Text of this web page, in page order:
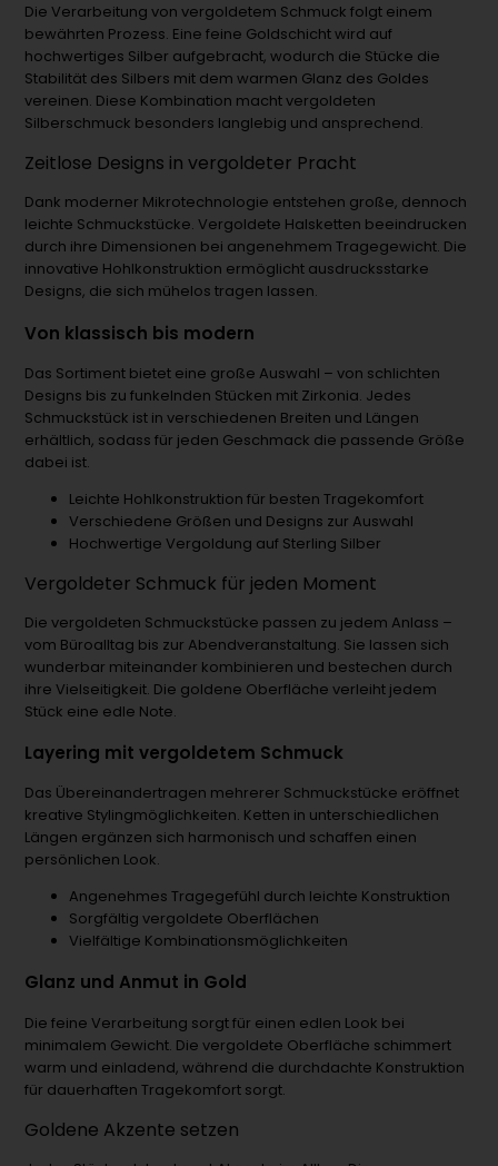
Die Verarbeitung von vergoldetem Schmuck folgt einem
bewährten Prozess. Eine feine Goldschicht wird auf
hochwertiges Silber aufgebracht, wodurch die Stücke die
Stabilität des Silbers mit dem warmen Glanz des Goldes
vereinen. Diese Kombination macht vergoldeten
Silberschmuck besonders langlebig und ansprechend.
Zeitlose Designs in vergoldeter Pracht
Dank moderner Mikrotechnologie entstehen große, dennoch
leichte Schmuckstücke. Vergoldete Halsketten beeindrucken
durch ihre Dimensionen bei angenehmem Tragegewicht. Die
innovative Hohlkonstruktion ermöglicht ausdrucksstarke
Designs, die sich mühelos tragen lassen.
Von klassisch bis modern
Das Sortiment bietet eine große Auswahl – von schlichten
Designs bis zu funkelnden Stücken mit Zirkonia. Jedes
Schmuckstück ist in verschiedenen Breiten und Längen
erhältlich, sodass für jeden Geschmack die passende Größe
dabei ist.
Leichte Hohlkonstruktion für besten Tragekomfort
Verschiedene Größen und Designs zur Auswahl
Hochwertige Vergoldung auf Sterling Silber
Vergoldeter Schmuck für jeden Moment
Die vergoldeten Schmuckstücke passen zu jedem Anlass –
vom Büroalltag bis zur Abendveranstaltung. Sie lassen sich
wunderbar miteinander kombinieren und bestechen durch
ihre Vielseitigkeit. Die goldene Oberfläche verleiht jedem
Stück eine edle Note.
Layering mit vergoldetem Schmuck
Das Übereinandertragen mehrerer Schmuckstücke eröffnet
kreative Stylingmöglichkeiten. Ketten in unterschiedlichen
Längen ergänzen sich harmonisch und schaffen einen
persönlichen Look.
Angenehmes Tragegefühl durch leichte Konstruktion
Sorgfältig vergoldete Oberflächen
Vielfältige Kombinationsmöglichkeiten
Glanz und Anmut in Gold
Die feine Verarbeitung sorgt für einen edlen Look bei
minimalem Gewicht. Die vergoldete Oberfläche schimmert
warm und einladend, während die durchdachte Konstruktion
für dauerhaften Tragekomfort sorgt.
Goldene Akzente setzen